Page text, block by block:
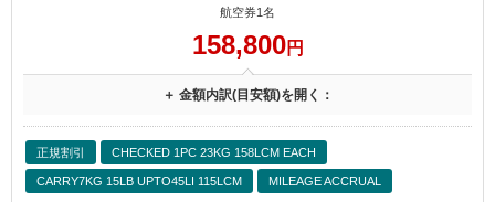
航空券1名
158,800円
＋ 金額内訳(目安額)を開く：
正規割引 CHECKED 1PC 23KG 158LCM EACH
CARRY7KG 15LB UPTO45LI 115LCM MILEAGE ACCRUAL